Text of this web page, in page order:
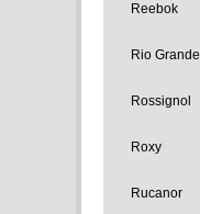
Reebok
Rio Grande
Rossignol
Roxy
Rucanor